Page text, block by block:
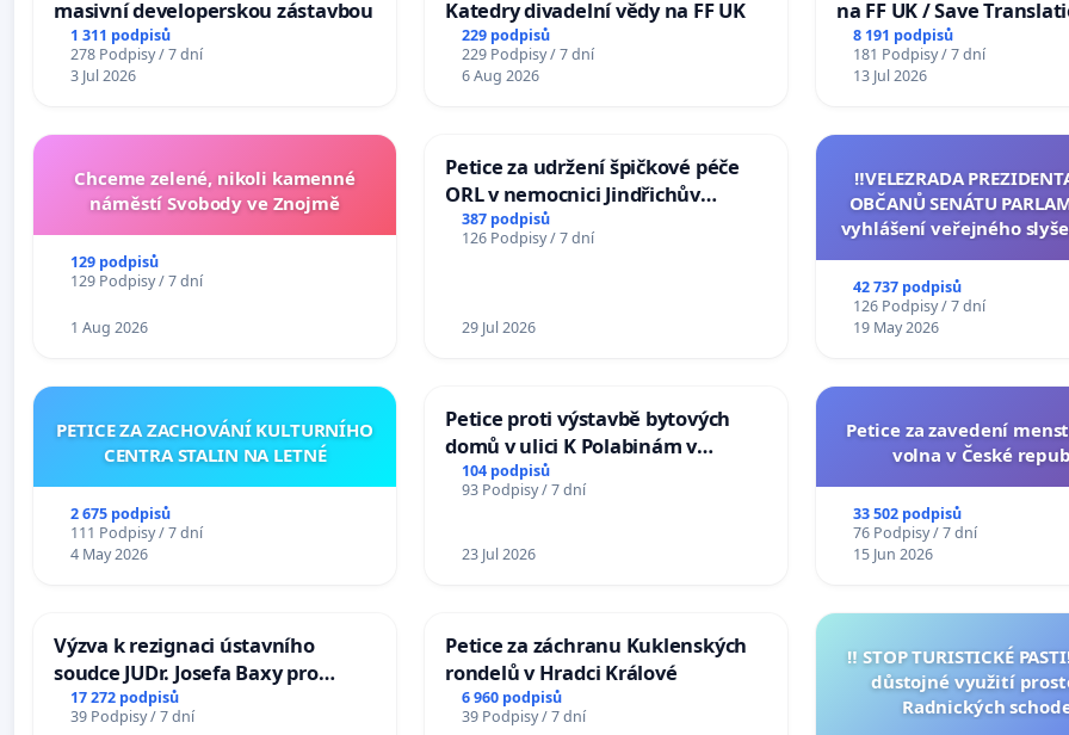
masivní developerskou zástavbou
1 311 podpisů
278 Podpisy / 7 dní
3 Jul 2026
Katedry divadelní vědy na FF UK
229 podpisů
229 Podpisy / 7 dní
6 Aug 2026
na FF UK / Save
Studies at the Faculty of
Charles University
8 191 podpisů
181 Podpisy / 7 dní
13 Jul 2026
Chceme zelené, nikoli kamenné
náměstí Svobody ve Znojmě
129 podpisů
129 Podpisy / 7 dní
1 Aug 2026
Petice za udržení špičkové péče
ORL v nemocnici Jindřichův
Hradec
387 podpisů
126 Podpisy / 7 dní
29 Jul 2026
‼️VELEZRADA
OBČANŮ SENÁTU
vyhlášení veřejného
na přijetí usnesení k
žaloby na prezidenta
42 737 podpisů
126 Podpisy / 7 dní
19 May 2026
PETICE ZA ZACHOVÁNÍ KULTURNÍHO
CENTRA STALIN NA LETNÉ
2 675 podpisů
111 Podpisy / 7 dní
4 May 2026
Petice proti výstavbě bytových
domů v ulici K Polabinám v
Pardubicích
104 podpisů
93 Podpisy / 7 dní
23 Jul 2026
Petice za zavedení
volna v České
33 502 podpisů
76 Podpisy / 7 dní
15 Jun 2026
Výzva k rezignaci ústavního
soudce JUDr. Josefa Baxy pro
ohrožení důvěry ve spravedlivý
proces
17 272 podpisů
39 Podpisy / 7 dní
Petice za záchranu Kuklenských
rondelů v Hradci Králové
6 960 podpisů
39 Podpisy / 7 dní
‼️ STOP TURISTICKÉ
důstojné využití
Radnických